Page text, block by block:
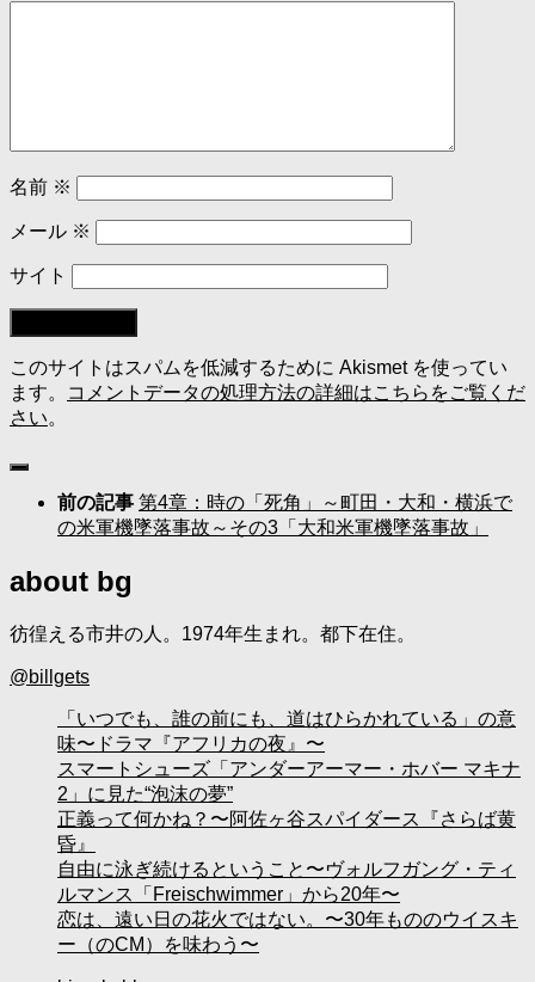
名前 ※
メール ※
サイト
このサイトはスパムを低減するために Akismet を使ってい
ます。
コメントデータの処理方法の詳細はこちらをご覧くだ
さい。
前の記事 第4章：時の「死角」～町田・大和・横浜で
の米軍機墜落事故～その3「大和米軍機墜落事故」
about bg
彷徨える市井の人。1974年生まれ。都下在住。
@billgets
「いつでも、誰の前にも、道はひらかれている」の意
味〜ドラマ『アフリカの夜』〜
スマートシューズ「アンダーアーマー・ホバー マキナ
2」に見た“泡沫の夢”
正義って何かね？〜阿佐ヶ谷スパイダース『さらば黄
昏』
自由に泳ぎ続けるということ〜ヴォルフガング・ティ
ルマンス「Freischwimmer」から20年〜
恋は、遠い日の花火ではない。〜30年もののウイスキ
ー（のCM）を味わう〜